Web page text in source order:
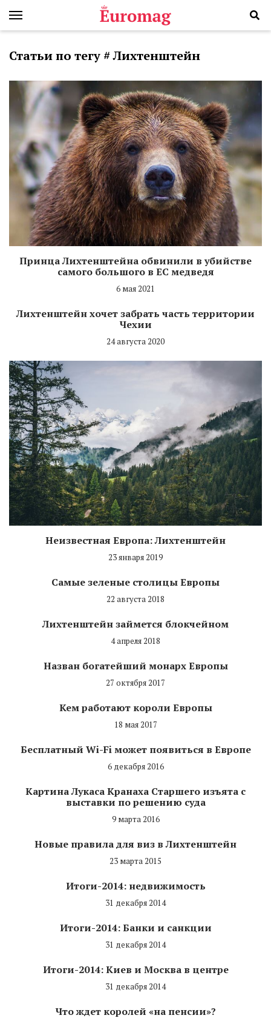
Статьи по тегу # Лихтенштейн
Принца Лихтенштейна обвинили в убийстве
самого большого в ЕС медведя
6 мая 2021
Лихтенштейн хочет забрать часть территории
Чехии
24 августа 2020
Неизвестная Европа: Лихтенштейн
23 января 2019
Самые зеленые столицы Европы
22 августа 2018
Лихтенштейн займется блокчейном
4 апреля 2018
Назван богатейший монарх Европы
27 октября 2017
Кем работают короли Европы
18 мая 2017
Бесплатный Wi-Fi может появиться в Европе
6 декабря 2016
Картина Лукаса Кранаха Старшего изъята с
выставки по решению суда
9 марта 2016
Новые правила для виз в Лихтенштейн
23 марта 2015
Итоги-2014: недвижимость
31 декабря 2014
Итоги-2014: Банки и санкции
31 декабря 2014
Итоги-2014: Киев и Москва в центре
31 декабря 2014
Что ждет королей «на пенсии»?